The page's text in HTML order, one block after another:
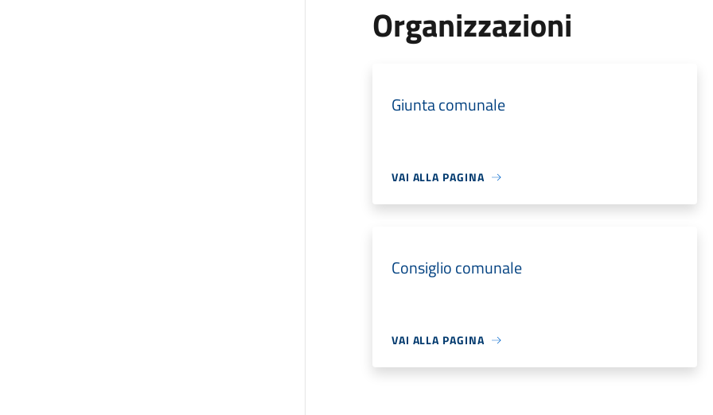
Organizzazioni
Giunta comunale
VAI ALLA PAGINA
Consiglio comunale
VAI ALLA PAGINA